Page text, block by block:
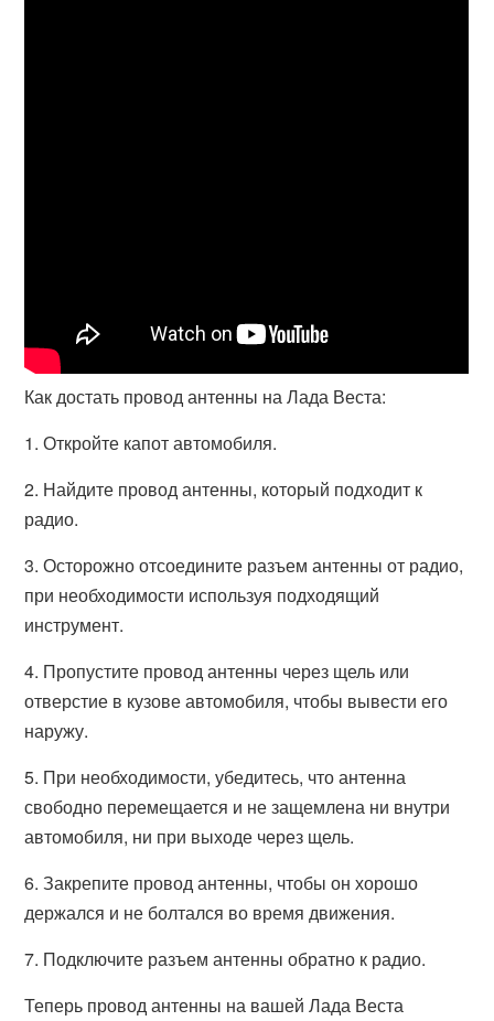
Как достать провод антенны на Лада Веста:
1. Откройте капот автомобиля.
2. Найдите провод антенны, который подходит к
радио.
3. Осторожно отсоедините разъем антенны от радио,
при необходимости используя подходящий
инструмент.
4. Пропустите провод антенны через щель или
отверстие в кузове автомобиля, чтобы вывести его
наружу.
5. При необходимости, убедитесь, что антенна
свободно перемещается и не защемлена ни внутри
автомобиля, ни при выходе через щель.
6. Закрепите провод антенны, чтобы он хорошо
держался и не болтался во время движения.
7. Подключите разъем антенны обратно к радио.
Теперь провод антенны на вашей Лада Веста